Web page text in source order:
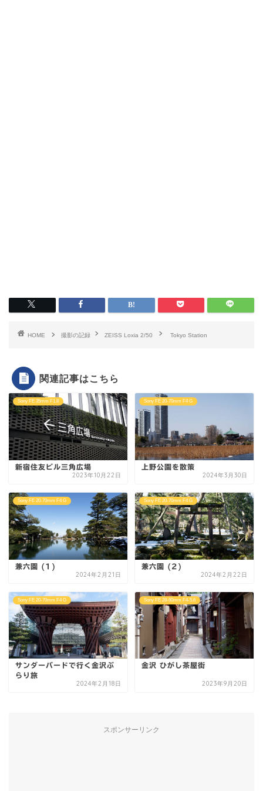
HOME 撮影の記録 ZEISS Loxia 2/50 Tokyo Station
関連記事はこちら
Sony FE 35mm F1.8
新宿住友ビル三角広場
2023年10月22日
Sony FE 20-70mm F4 G
上野公園を散策
2024年3月30日
Sony FE 20-70mm F4 G
兼六園 (1)
2024年2月21日
Sony FE 20-70mm F4 G
兼六園 (2)
2024年2月22日
Sony FE 20-70mm F4 G
サンダーバードで行く金沢ぶ
らり旅
2024年2月18日
Sony FE 28-60mm F4-5.6
金沢 ひがし茶屋街
2023年9月20日
スポンサーリンク